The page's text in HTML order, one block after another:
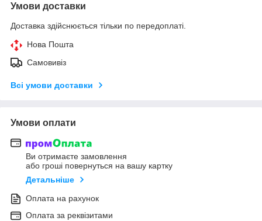
Умови доставки
Доставка здійснюється тільки по передоплаті.
Нова Пошта
Самовивіз
Всі умови доставки
Умови оплати
Ви отримаєте замовлення
або гроші повернуться на вашу картку
Детальніше
Оплата на рахунок
Оплата за реквізитами